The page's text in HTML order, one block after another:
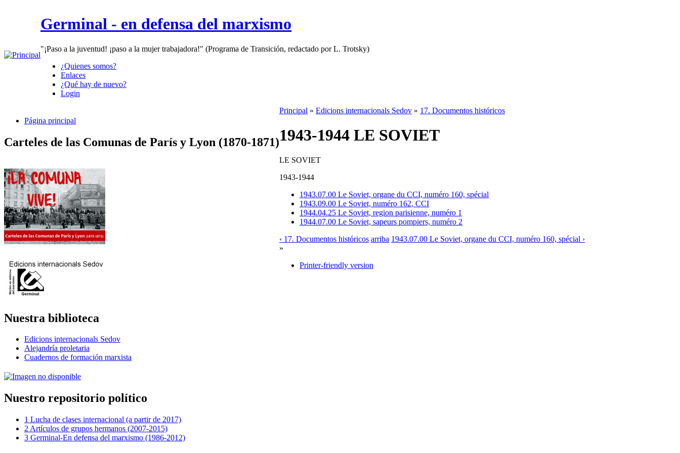
Germinal - en defensa del marxismo
"¡Paso a la juventud! ¡paso a la mujer trabajadora!" (Programa de Transición, redactado por L. Trotsky)
¿Quienes somos?
Enlaces
¿Qué hay de nuevo?
Login
Página principal
Carteles de las Comunas de París y Lyon (1870-1871)
Nuestra biblioteca
Edicions internacionals Sedov
Alejandría proletaria
Cuadernos de formación marxista
Nuestro repositorio político
1 Lucha de clases internacional (a partir de 2017)
2 Artículos de grupos hermanos (2007-2015)
3 Germinal-En defensa del marxismo (1986-2012)
Principal » Edicions internacionals Sedov » 17. Documentos históricos
1943-1944 LE SOVIET
LE SOVIET
1943-1944
1943.07.00 Le Soviet, organe du CCI, numéro 160, spécial
1943.09.00 Le Soviet, numéro 162, CCI
1944.04.25 Le Soviet, region parisienne, numéro 1
1944.07.00 Le Soviet, sapeurs pompiers, numéro 2
‹ 17. Documentos históricos arriba 1943.07.00 Le Soviet, organe du CCI, numéro 160, spécial ›
»
Printer-friendly version